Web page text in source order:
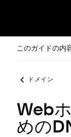
このガイドの内
ドメイン
Web
めの